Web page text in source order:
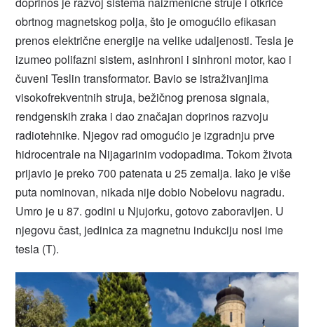
obrtnog magnetskog polja, što je omogućilo efikasan
prenos električne energije na velike udaljenosti. Tesla je
izumeo polifazni sistem, asinhroni i sinhroni motor, kao i
čuveni Teslin transformator. Bavio se istraživanjima
visokofrekventnih struja, bežičnog prenosa signala,
rendgenskih zraka i dao značajan doprinos razvoju
radiotehnike. Njegov rad omogućio je izgradnju prve
hidrocentrale na Nijagarinim vodopadima. Tokom života
prijavio je preko 700 patenata u 25 zemalja. Iako je više
puta nominovan, nikada nije dobio Nobelovu nagradu.
Umro je u 87. godini u Njujorku, gotovo zaboravljen. U
njegovu čast, jedinica za magnetnu indukciju nosi ime
tesla (T).